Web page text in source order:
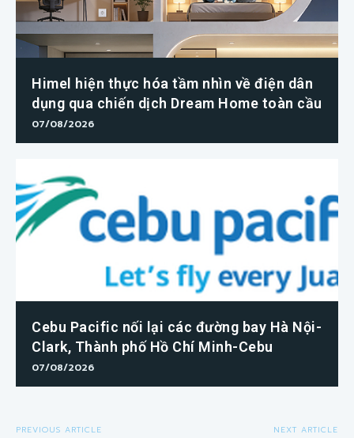
Himel hiện thực hóa tầm nhìn về điện dân
dụng qua chiến dịch Dream Home toàn cầu
07/08/2026
Cebu Pacific nối lại các đường bay Hà Nội-
Clark, Thành phố Hồ Chí Minh-Cebu
07/08/2026
PREVIOUS ARTICLE NEXT ARTICLE